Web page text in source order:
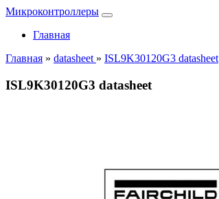
Микроконтроллеры
Главная
Главная » datasheet » ISL9K30120G3 datasheet
ISL9K30120G3 datasheet